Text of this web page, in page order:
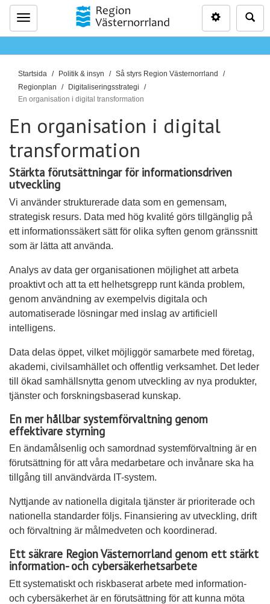
Meny
D
u
ä
r
h
ä
r
:
Startsida Politik & insyn
Så styrs Region Västernorrland
Regionplan
Digitaliseringsstrategi
En organisation i digital transformation
En organisation i digital
transformation
Stärkta förutsättningar för informationsdriven
utveckling
Vi använder strukturerade data som en gemensam,
strategisk resurs. Data med hög kvalité görs tillgänglig på
ett informationssäkert sätt för olika syften genom gränssnitt
som är lätta att använda.
Analys av data ger organisationen möjlighet att arbeta
proaktivt och att ta ett helhetsgrepp runt kända problem,
genom användning av exempelvis digitala och
automatiserade lösningar med inslag av artificiell
intelligens.
Data delas öppet, vilket möjliggör samarbete med företag,
akademi, civilsamhället och offentlig verksamhet. Det leder
till ökad samhällsnytta genom utveckling av nya produkter,
tjänster och forskningsbaserad kunskap.
En mer hållbar systemförvaltning genom
effektivare styrning
En ändamålsenlig och samordnad systemförvaltning är en
förutsättning för att våra medarbetare och invånare ska ha
tillgång till användvärda IT-system.
Nyttjande av nationella digitala tjänster är prioriterade och
nationella standarder följs. Finansiering av utveckling, drift
och förvaltning är målmedveten och koordinerad.
Ett säkrare Region Västernorrland genom ett stärkt
information- och cybersäkerhetsarbete
Ett systematiskt och riskbaserat arbete med information-
och cybersäkerhet är en förutsättning för att kunna möta